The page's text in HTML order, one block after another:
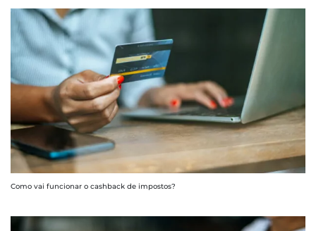
Como vai funcionar o cashback de impostos?